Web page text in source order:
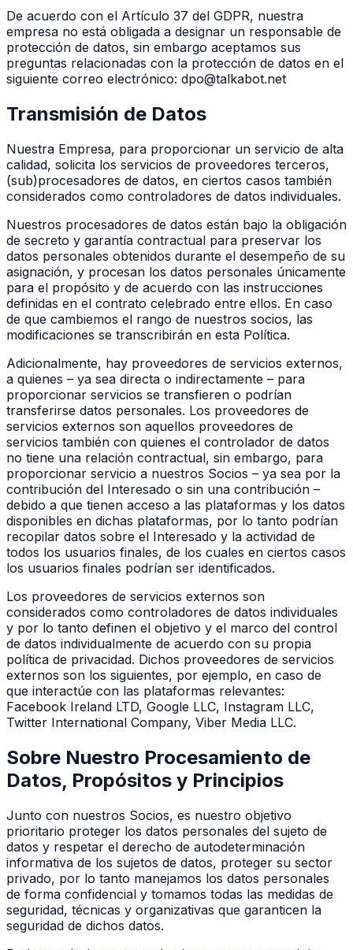
De acuerdo con el Artículo 37 del GDPR, nuestra
empresa no está obligada a designar un responsable de
protección de datos, sin embargo aceptamos sus
preguntas relacionadas con la protección de datos en el
siguiente correo electrónico: dpo@talkabot.net
Transmisión de Datos
Nuestra Empresa, para proporcionar un servicio de alta
calidad, solicita los servicios de proveedores terceros,
(sub)procesadores de datos, en ciertos casos también
considerados como controladores de datos individuales.
Nuestros procesadores de datos están bajo la obligación
de secreto y garantía contractual para preservar los
datos personales obtenidos durante el desempeño de su
asignación, y procesan los datos personales únicamente
para el propósito y de acuerdo con las instrucciones
definidas en el contrato celebrado entre ellos. En caso
de que cambiemos el rango de nuestros socios, las
modificaciones se transcribirán en esta Política.
Adicionalmente, hay proveedores de servicios externos,
a quienes – ya sea directa o indirectamente – para
proporcionar servicios se transfieren o podrían
transferirse datos personales. Los proveedores de
servicios externos son aquellos proveedores de
servicios también con quienes el controlador de datos
no tiene una relación contractual, sin embargo, para
proporcionar servicio a nuestros Socios – ya sea por la
contribución del Interesado o sin una contribución –
debido a que tienen acceso a las plataformas y los datos
disponibles en dichas plataformas, por lo tanto podrían
recopilar datos sobre el Interesado y la actividad de
todos los usuarios finales, de los cuales en ciertos casos
los usuarios finales podrían ser identificados.
Los proveedores de servicios externos son
considerados como controladores de datos individuales
y por lo tanto definen el objetivo y el marco del control
de datos individualmente de acuerdo con su propia
política de privacidad. Dichos proveedores de servicios
externos son los siguientes, por ejemplo, en caso de
que interactúe con las plataformas relevantes:
Facebook Ireland LTD, Google LLC, Instagram LLC,
Twitter International Company, Viber Media LLC.
Sobre Nuestro Procesamiento de
Datos, Propósitos y Principios
Junto con nuestros Socios, es nuestro objetivo
prioritario proteger los datos personales del sujeto de
datos y respetar el derecho de autodeterminación
informativa de los sujetos de datos, proteger su sector
privado, por lo tanto manejamos los datos personales
de forma confidencial y tomamos todas las medidas de
seguridad, técnicas y organizativas que garanticen la
seguridad de dichos datos.